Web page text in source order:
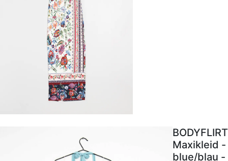
BODYFLIRT
Maxikleid -
blue/blau -